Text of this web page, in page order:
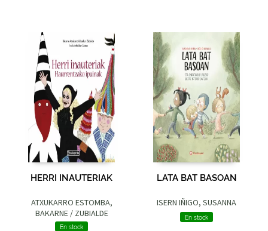
HERRI INAUTERIAK
ATXUKARRO ESTOMBA,
BAKARNE / ZUBIALDE
GRAJIRENA, IZASKUN
En stock
LATA BAT BASOAN
ISERN IÑIGO, SUSANNA
En stock